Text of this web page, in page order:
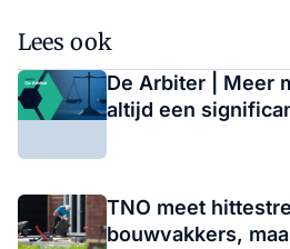
Lees ook
De Arbiter | Meer
altijd een
TNO meet
bouwvakkers,